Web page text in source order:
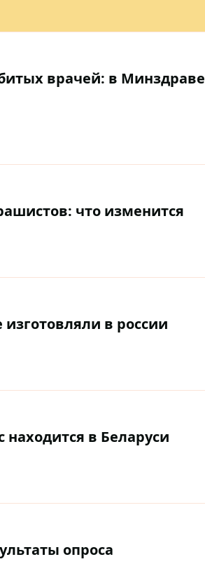
врачей: в Минздраве
что изменится
в россии
находится в Беларуси
опроса